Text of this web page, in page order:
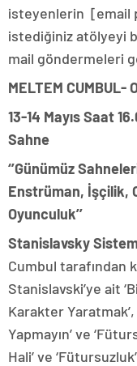
isteyenlerin [email
istediğiniz atölyeyi
mail göndermeleri
MELTEM CUMBUL-
13-14 Mayıs Saat
Sahne
‘’Günümüz
Enstrüman, İşçilik,
Oyunculuk’’
Stanislavsky
Cumbul tarafından
Stanislavski’ye ait
Karakter
Yapmayın’ ve
Hali’ ve